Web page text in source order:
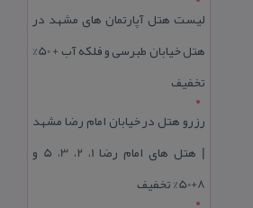
لیست هتل آپارتمان های مشهد در
هتل خیابان طبرسی و فلکه آب + 50%
تخفیف
رزرو هتل در خیابان امام رضا مشهد
| هتل‌ های امام رضا 1، 2، 3، 5 و
8+50% تخفیف